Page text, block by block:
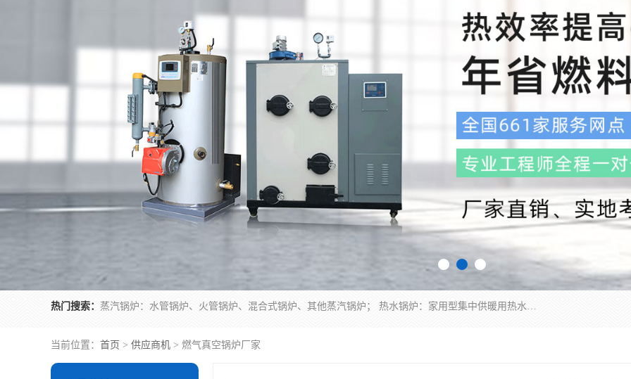
热门搜索： 蒸汽锅炉：水管锅炉、火管锅炉、混合式锅炉、其他蒸汽锅炉； 热水锅炉：家用型集中供暖用热水锅炉、其他热水锅炉； 有机热载体锅炉； 船用蒸汽锅炉； （锅炉用辅助设备及装置）蒸汽冷凝器：表面冷凝器、混合式冷凝器、空冷式冷凝器、其他蒸汽冷凝器； 锅炉用辅助设备：节热器、蒸汽收集器、蓄能器、烟垢清除器、气体回收器、泥渣刮除器、空气预热器、其他锅炉用辅助设备；
当前位置： 首页 > 供应商机 > 燃气真空锅炉厂家